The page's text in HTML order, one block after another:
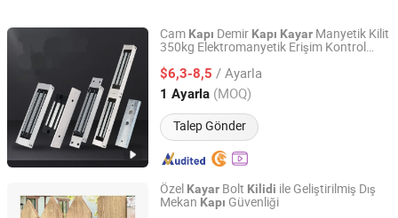
Silindirik Kapı Kilidi ile
Kolları Kaydırmalı Kilit
Kamera nedir?
MIFARE
RFID Kilit
Cam Kapı Demir Kapı Kayar Manyetik Kilit
350kg Elektromanyetik Erişim Kontrol
$6,3-8,5 / Ayarla
1 Ayarla (MOQ)
Talep Gönder
Hebei Qiniu Machinery Equipment Co., Ltd.
Hebei, China Fiyat 2023
Özel Kayar Bolt Kilidi ile Geliştirilmiş Dış
Mekan Kapı Güvenliği
Hangzhou Jiansen Hardware Co., Ltd.